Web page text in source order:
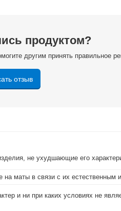
продуктом?
другим принять правильное
отзыв
не ухудшающие его
на маты в связи с их естественным
и ни при каких условиях не